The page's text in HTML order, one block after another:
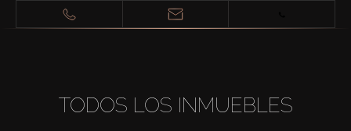
TODOS LOS INMUEBLES